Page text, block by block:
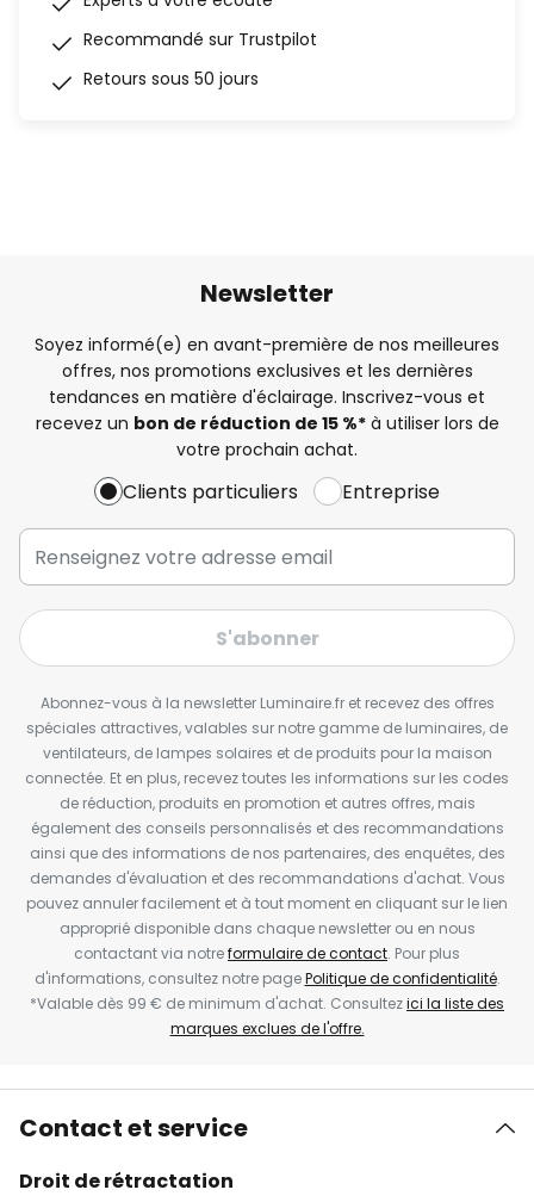
Recommandé sur Trustpilot
Retours sous 50 jours
Newsletter
Soyez informé(e) en avant-première de nos meilleures
offres, nos promotions exclusives et les dernières
tendances en matière d'éclairage. Inscrivez-vous et
recevez un bon de réduction de 15 %*à utiliser lors de
votre prochain achat.
Clients particuliers Entreprise
S'abonner
Abonnez-vous à la newsletter Luminaire.fr et recevez des offres
spéciales attractives, valables sur notre gamme de luminaires, de
ventilateurs, de lampes solaires et de produits pour la maison
connectée. Et en plus, recevez toutes les informations sur les codes
de réduction, produits en promotion et autres offres, mais
également des conseils personnalisés et des recommandations
ainsi que des informations de nos partenaires, des enquêtes, des
demandes d'évaluation et des recommandations d'achat. Vous
pouvez annuler facilement et à tout moment en cliquant sur le lien
approprié disponible dans chaque newsletter ou en nous
contactant via notreformulaire de contact. Pour plus
d'informations, consultez notre pagePolitique de confidentialité.
*Valable dès 99 € de minimum d'achat. Consultezici la liste des
marques exclues de l'offre.
Contact et service
Droit de rétractation